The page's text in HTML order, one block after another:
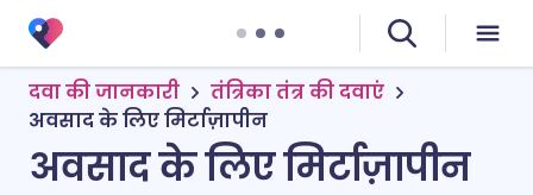
दवा की जानकारी
तंत्रिका तंत्र की दवाएं
अवसाद के लिए मिर्टाज़ापीन
अवसाद के लिए मिर्टाज़ापीन